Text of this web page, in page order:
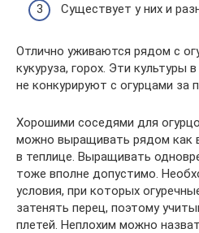
Существует у них и
Отлично уживаются рядом с
кукуруза, горох. Эти культуры
не конкурируют с огурцами за
Хорошими соседями для
можно выращивать рядом как
в теплице. Выращивать
тоже вполне допустимо.
условия, при которых
затенять перец, поэтому
плетей. Неплохим можно